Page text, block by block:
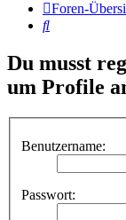
Foren-
Suche
Du musst
um Profile
Benutzername:
Passwort: